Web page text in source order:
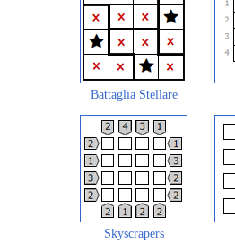
Battaglia Stellare
Skyscrapers